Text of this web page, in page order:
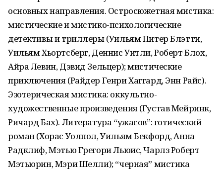
основных направления. Остросюжетная мистика:
мистические и мистико-психологические
детективы и триллеры (Уильям Питер Блэтти,
Уильям Хьортсберг, Деннис Уитли, Роберт Блох,
Айра Левин, Дэвид Зельцер); мистические
приключения (Райдер Генри Хаггард, Энн Райс).
Эзотерическая мистика: оккультно-
художественные произведения (Густав Мейринк,
Ричард Бах). Литература “ужасов”: готический
роман (Хорас Уолпол, Уильям Бекфорд, Анна
Радклиф, Мэтью Грегори Льюис, Чарлз Роберт
Мэтьюрин, Мэри Шелли); “черная” мистика